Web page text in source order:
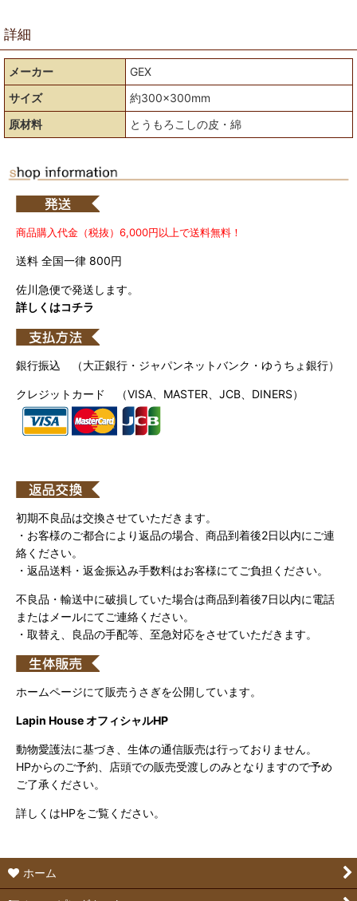
詳細
メーカー
GEX
サイズ
約300×300mm
原材料
とうもろこしの皮・綿
商品購入代金（税抜）6,000円以上で送料無料！
送料 全国一律 800円
佐川急便で発送します。
詳しくはコチラ
銀行振込 （大正銀行・ジャパンネットバンク・ゆうちょ銀行）
クレジットカード （VISA、MASTER、JCB、DINERS）
初期不良品は交換させていただきます。
・お客様のご都合により返品の場合、商品到着後2日以内にご連
絡ください。
・返品送料・返金振込み手数料はお客様にてご負担ください。
不良品・輸送中に破損していた場合は商品到着後7日以内に電話
またはメールにてご連絡ください。
・取替え、良品の手配等、至急対応をさせていただきます。
ホームページにて販売うさぎを公開しています。
Lapin House オフィシャルHP
動物愛護法に基づき、生体の通信販売は行っておりません。
HPからのご予約、店頭での販売受渡しのみとなりますので予め
ご了承ください。
詳しくはHPをご覧ください。
ホーム